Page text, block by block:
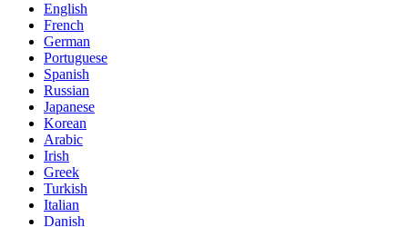
English
French
German
Portuguese
Spanish
Russian
Japanese
Korean
Arabic
Irish
Greek
Turkish
Italian
Danish